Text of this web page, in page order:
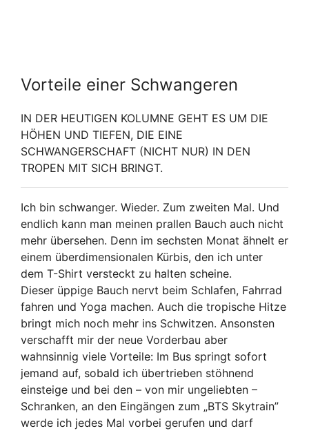
Vorteile einer Schwangeren
IN DER HEUTIGEN KOLUMNE GEHT ES UM DIE
HÖHEN UND TIEFEN, DIE EINE
SCHWANGERSCHAFT (NICHT NUR) IN DEN
TROPEN MIT SICH BRINGT.
Ich bin schwanger. Wieder. Zum zweiten Mal. Und
endlich kann man meinen prallen Bauch auch nicht
mehr übersehen. Denn im sechsten Monat ähnelt er
einem überdimensionalen Kürbis, den ich unter
dem T-Shirt versteckt zu halten scheine.
Dieser üppige Bauch nervt beim Schlafen, Fahrrad
fahren und Yoga machen. Auch die tropische Hitze
bringt mich noch mehr ins Schwitzen. Ansonsten
verschafft mir der neue Vorderbau aber
wahnsinnig viele Vorteile: Im Bus springt sofort
jemand auf, sobald ich übertrieben stöhnend
einsteige und bei den – von mir ungeliebten –
Schranken, an den Eingängen zum „BTS Skytrain”
werde ich jedes Mal vorbei gerufen und darf